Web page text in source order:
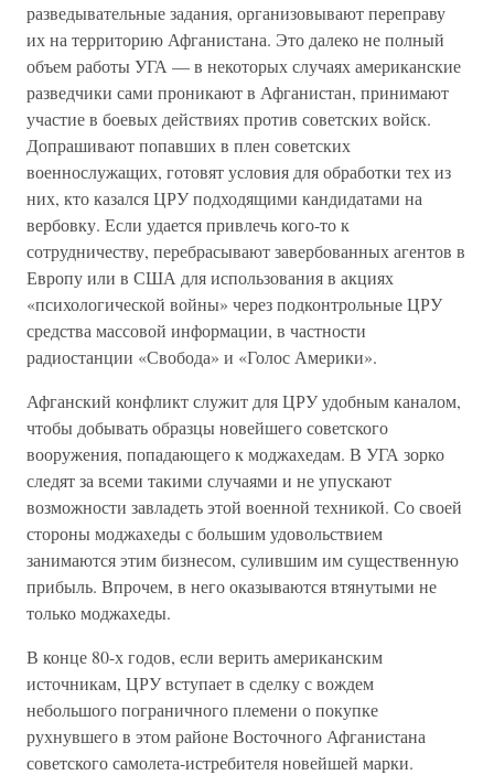
разведывательные задания, организовывают переправу
их на территорию Афганистана. Это далеко не полный
объем работы УГА — в некоторых случаях американские
разведчики сами проникают в Афганистан, принимают
участие в боевых действиях против советских войск.
Допрашивают попавших в плен советских
военнослужащих, готовят условия для обработки тех из
них, кто казался ЦРУ подходящими кандидатами на
вербовку. Если удается привлечь кого-то к
сотрудничеству, перебрасывают завербованных агентов в
Европу или в США для использования в акциях
«психологической войны» через подконтрольные ЦРУ
средства массовой информации, в частности
радиостанции «Свобода» и «Голос Америки».
Афганский конфликт служит для ЦРУ удобным каналом,
чтобы добывать образцы новейшего советского
вооружения, попадающего к моджахедам. В УГА зорко
следят за всеми такими случаями и не упускают
возможности завладеть этой военной техникой. Со своей
стороны моджахеды с большим удовольствием
занимаются этим бизнесом, сулившим им существенную
прибыль. Впрочем, в него оказываются втянутыми не
только моджахеды.
В конце 80-х годов, если верить американским
источникам, ЦРУ вступает в сделку с вождем
небольшого пограничного племени о покупке
рухнувшего в этом районе Восточного Афганистана
советского самолета-истребителя новейшей марки.